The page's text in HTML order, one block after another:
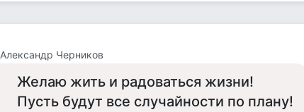
Александр Черников
Желаю жить и радоваться жизни!
Пусть будут все случайности по плану!